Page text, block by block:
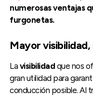
numerosas ventajas
furgonetas.
Mayor
Lavisibilidad que nos
gran utilidad para
conducción posible. Al